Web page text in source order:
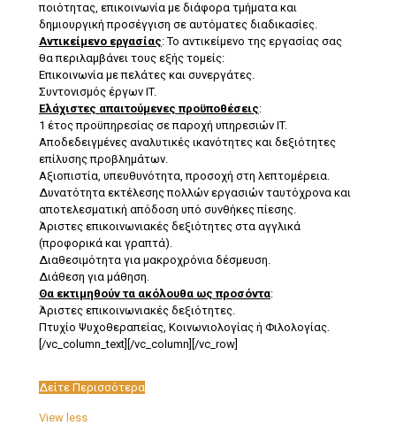
ποιότητας, επικοινωνία με διάφορα τμήματα και
δημιουργική προσέγγιση σε αυτόματες διαδικασίες.
Αντικείμενο εργασίας: Το αντικείμενο της εργασίας σας
θα περιλαμβάνει τους εξής τομείς:
Επικοινωνία με πελάτες και συνεργάτες.
Συντονισμός έργων IT.
Ελάχιστες απαιτούμενες προϋποθέσεις:
1 έτος προϋπηρεσίας σε παροχή υπηρεσιών IT.
Αποδεδειγμένες αναλυτικές ικανότητες και δεξιότητες
επίλυσης προβλημάτων.
Αξιοπιστία, υπευθυνότητα, προσοχή στη λεπτομέρεια.
Δυνατότητα εκτέλεσης πολλών εργασιών ταυτόχρονα και
αποτελεσματική απόδοση υπό συνθήκες πίεσης.
Άριστες επικοινωνιακές δεξιότητες στα αγγλικά
(προφορικά και γραπτά).
Διαθεσιμότητα για μακροχρόνια δέσμευση.
Διάθεση για μάθηση.
Θα εκτιμηθούν τα ακόλουθα ως προσόντα:
Άριστες επικοινωνιακές δεξιότητες.
Πτυχίο Ψυχοθεραπείας, Κοινωνιολογίας ή Φιλολογίας.
[/vc_column_text][/vc_column][/vc_row]
Δείτε Περισσότερα
View less